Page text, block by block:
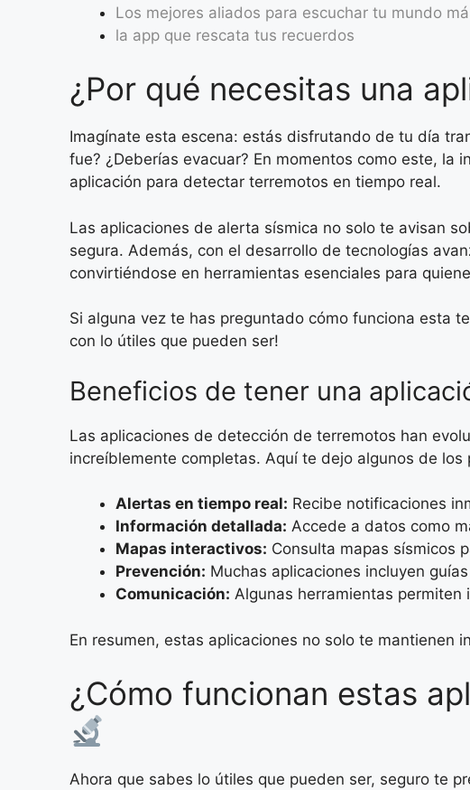
Los mejores aliados para escuchar tu mundo
la app que rescata tus recuerdos
¿Por qué necesitas una
Imagínate esta escena: estás disfrutando de tu día
fue? ¿Deberías evacuar? En momentos como este,
aplicación para detectar terremotos en tiempo real.
Las aplicaciones de alerta sísmica no solo te avisan
segura. Además, con el desarrollo de tecnologías
convirtiéndose en herramientas esenciales para
Si alguna vez te has preguntado cómo funciona esta
con lo útiles que pueden ser!
Beneficios de tener una
Las aplicaciones de detección de terremotos han
increíblemente completas. Aquí te dejo algunos de los
Alertas en tiempo real: Recibe notificaciones
Información detallada: Accede a datos como
Mapas interactivos: Consulta mapas sísmicos
Prevención: Muchas aplicaciones incluyen
Comunicación: Algunas herramientas
En resumen, estas aplicaciones no solo te
¿Cómo funcionan estas
Ahora que sabes lo útiles que pueden ser, seguro te